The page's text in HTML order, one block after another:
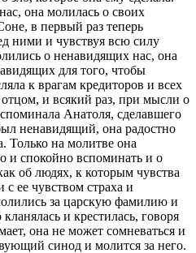
она молилась о своих
в первый раз теперь
ними и чувствуя всю силу
о ненавидящих нас, она
для того, чтобы
к врагам кредиторов и всех
и всякий раз, при мысли о
Анатоля, сделавшего
ненавидящий, она радостно
Только на молитве она
и спокойно вспоминать и о
об людях, к которым чувства
ее чувством страха и
за царскую фамилию и
и крестилась, говоря
она не может сомневаться и
синод и молится за него.